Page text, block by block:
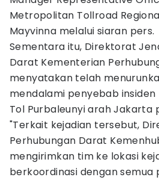
Metropolitan Tollroad
Mayvinna melalui siaran pers.
Sementara itu, Direktorat
Darat Kementerian
menyatakan telah
mendalami penyebab
Tol Purbaleunyi arah Jakarta
"Terkait kejadian tersebut,
Perhubungan Darat
mengirimkan tim ke lokasi
berkoordinasi dengan semua